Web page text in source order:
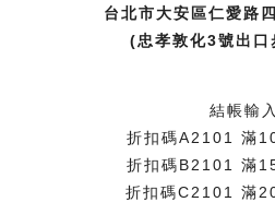
台北市大安區仁愛路
(忠孝敦化3號出口
結帳輸入
折扣碼A2101 滿
折扣碼B2101 滿
折扣碼C2101 滿